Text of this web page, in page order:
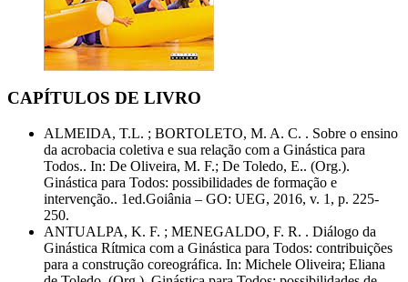
CAPÍTULOS DE LIVRO
ALMEIDA, T.L. ; BORTOLETO, M. A. C. . Sobre o ensino
da acrobacia coletiva e sua relação com a Ginástica para
Todos.. In: De Oliveira, M. F.; De Toledo, E.. (Org.).
Ginástica para Todos: possibilidades de formação e
intervenção.. 1ed.Goiânia – GO: UEG, 2016, v. 1, p. 225-
250.
ANTUALPA, K. F. ; MENEGALDO, F. R. . Diálogo da
Ginástica Rítmica com a Ginástica para Todos: contribuições
para a construção coreográfica. In: Michele Oliveira; Eliana